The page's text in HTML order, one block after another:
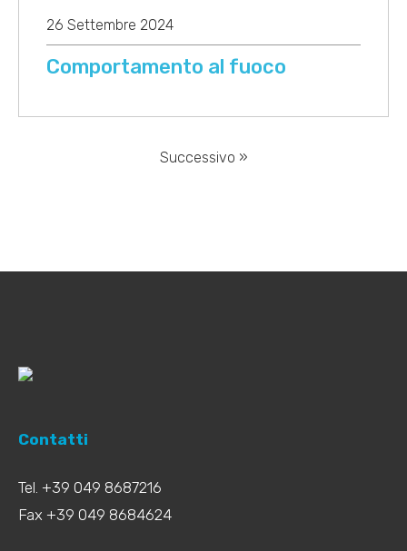
26 Settembre 2024
Comportamento al fuoco
Successivo »
Contatti
Tel. +39 049 8687216
Fax +39 049 8684624